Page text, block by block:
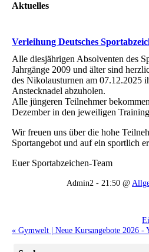
Aktuelles
Verleihung Deutsches
Alle diesjährigen Absolventen des
Jahrgänge 2009 und älter sind
des Nikolausturnen am 07.12.2025
Anstecknadel abzuholen.
Alle jüngeren Teilnehmer
Dezember in den jeweiligen
Wir freuen uns über die hohe
Sportangebot und auf ein sportlich
Euer Sportabzeichen-Team
Admin2 - 21:50 @
« Gymwelt | Neue Kursangebote 2026 -